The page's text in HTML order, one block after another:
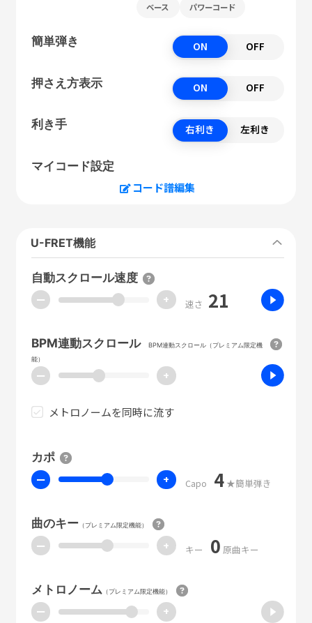
ベース パワーコード
簡単弾き ON OFF
押さえ方表示 ON OFF
利き手 右利き 左利き
マイコード設定
コード譜編集
U-FRET機能
自動スクロール速度
ー + 速さ 21
BPM連動スクロール
BPM連動スクロール（プレミアム限定機
能）
ー +
メトロノームを同時に流す
カポ
ー + Capo 4 ★簡単弾き
曲のキー（プレミアム限定機能）
ー + キー 0 原曲キー
メトロノーム （プレミアム限定機能）
ー +